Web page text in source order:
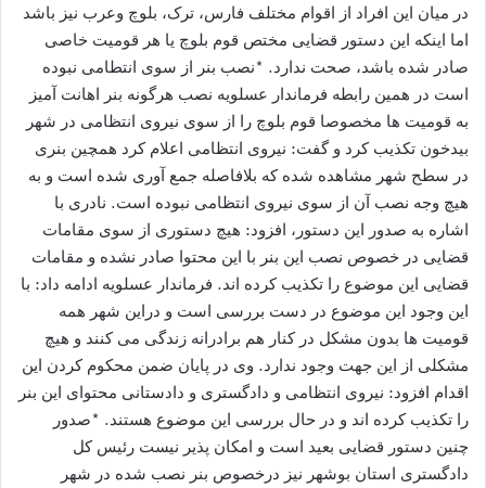
در میان این افراد از اقوام مختلف فارس، ترک، بلوچ وعرب نیز باشد
اما اینکه این دستور قضایی مختص قوم بلوچ یا هر قومیت خاصی
صادر شده باشد، صحت ندارد. *نصب بنر از سوی انتطامی نبوده
است در همین رابطه فرماندار عسلویه نصب هرگونه بنر اهانت آمیز
به قومیت ها مخصوصا قوم بلوچ را از سوی نیروی انتظامی در شهر
بیدخون تکذیب کرد و گفت: نیروی انتظامی اعلام کرد همچین بنری
در سطح شهر مشاهده شده که بلافاصله جمع آوری شده است و به
هیچ وجه نصب آن از سوی نیروی انتظامی نبوده است. نادری با
اشاره به صدور این دستور، افزود: هیچ دستوری از سوی مقامات
قضایی در خصوص نصب این بنر با این محتوا صادر نشده و مقامات
قضایی این موضوع را تکذیب کرده اند. فرماندار عسلویه ادامه داد: با
این وجود این موضوع در دست بررسی است و دراین شهر همه
قومیت ها بدون مشکل در کنار هم برادرانه زندگی می کنند و هیچ
مشکلی از این جهت وجود ندارد. وی در پایان ضمن محکوم کردن این
اقدام افزود: نیروی انتظامی و دادگستری و دادستانی محتوای این بنر
را تکذیب کرده اند و در حال بررسی این موضوع هستند. *صدور
چنین دستور قضایی بعید است و امکان پذیر نیست رئیس کل
دادگستری استان بوشهر نیز درخصوص بنر نصب شده در شهر